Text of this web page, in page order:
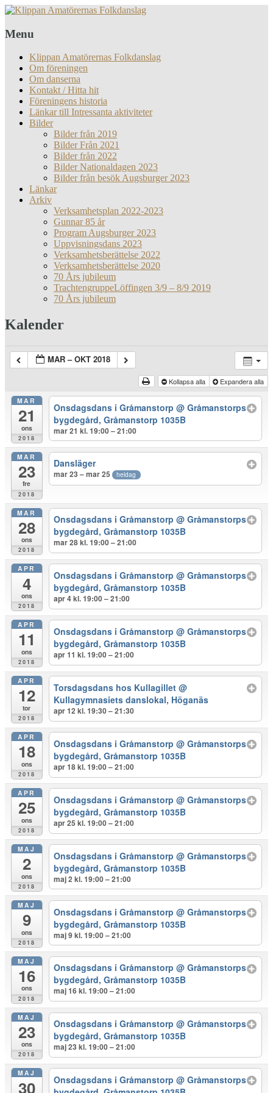
Menu
Klippan Amatörernas Folkdanslag
Om föreningen
Om danserna
Kontakt / Hitta hit
Föreningens historia
Länkar till Intressanta aktiviteter
Bilder
Bilder från 2019
Bilder Från 2021
Bilder från 2022
Bilder Nationaldagen 2023
Bilder från besök Augsburger 2023
Länkar
Arkiv
Verksamhetsplan 2022-2023
Gunnar 85 år
Program Augsburger 2023
Uppvisningsdans 2023
Verksamhetsberättelse 2022
Verksamhetsberättelse 2020
70 Års jubileum
TrachtengruppeLöffingen 3/9 – 8/9 2019
70 Års jubileum
Kalender
MAR – OKT 2018
Kollapsa alla Expandera alla
MAR
21
ons
2018
Onsdagsdans i Gråmanstorp@ Gråmanstorps
bygdegård, Gråmanstorp 1035B
mar 21 kl. 19:00 – 21:00
MAR
23
fre
2018
Dansläger
mar 23 – mar 25 heldag
MAR
28
ons
2018
Onsdagsdans i Gråmanstorp@ Gråmanstorps
bygdegård, Gråmanstorp 1035B
mar 28 kl. 19:00 – 21:00
APR
4
ons
2018
Onsdagsdans i Gråmanstorp@ Gråmanstorps
bygdegård, Gråmanstorp 1035B
apr 4 kl. 19:00 – 21:00
APR
11
ons
2018
Onsdagsdans i Gråmanstorp@ Gråmanstorps
bygdegård, Gråmanstorp 1035B
apr 11 kl. 19:00 – 21:00
APR
12
tor
2018
Torsdagsdans hos Kullagillet@
Kullagymnasiets danslokal, Höganäs
apr 12 kl. 19:30 – 21:30
APR
18
ons
2018
Onsdagsdans i Gråmanstorp@ Gråmanstorps
bygdegård, Gråmanstorp 1035B
apr 18 kl. 19:00 – 21:00
APR
25
ons
2018
Onsdagsdans i Gråmanstorp@ Gråmanstorps
bygdegård, Gråmanstorp 1035B
apr 25 kl. 19:00 – 21:00
MAJ
2
ons
2018
Onsdagsdans i Gråmanstorp@ Gråmanstorps
bygdegård, Gråmanstorp 1035B
maj 2 kl. 19:00 – 21:00
MAJ
9
ons
2018
Onsdagsdans i Gråmanstorp@ Gråmanstorps
bygdegård, Gråmanstorp 1035B
maj 9 kl. 19:00 – 21:00
MAJ
16
ons
2018
Onsdagsdans i Gråmanstorp@ Gråmanstorps
bygdegård, Gråmanstorp 1035B
maj 16 kl. 19:00 – 21:00
MAJ
23
ons
2018
Onsdagsdans i Gråmanstorp@ Gråmanstorps
bygdegård, Gråmanstorp 1035B
maj 23 kl. 19:00 – 21:00
MAJ
30 Onsdagsdans i Gråmanstorp@ Gråmanstorps